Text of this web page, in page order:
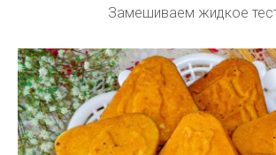
Замешиваем жидкое